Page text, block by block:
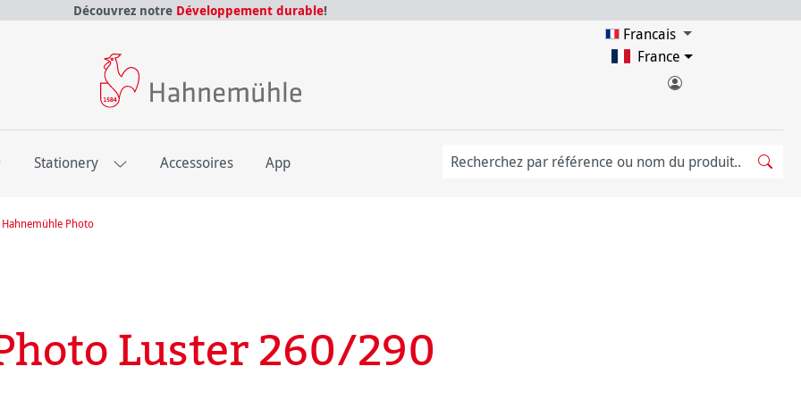
Découvrez notre Développement durable!
Francais
France
Stationery Accessoires App
Hahnemühle Photo
Luster 260/290